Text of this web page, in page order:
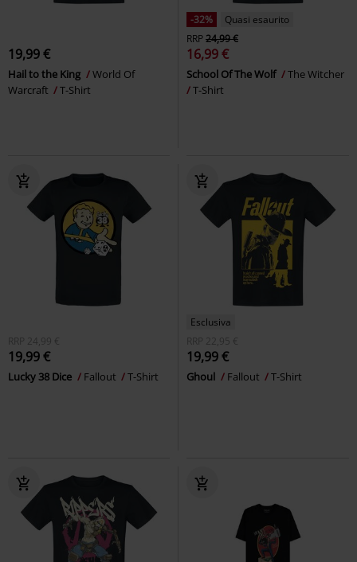
19,99 €
Hail to the King
World Of
Warcraft
T-Shirt
-32%
Quasi esaurito
RRP24,99 €
16,99 €
School Of The Wolf
The Witcher
T-Shirt
RRP 24,99 €
19,99 €
Lucky 38 Dice Fallout T-Shirt
Esclusiva
RRP
22,95 €
19,99 €
Ghoul Fallout T-Shirt